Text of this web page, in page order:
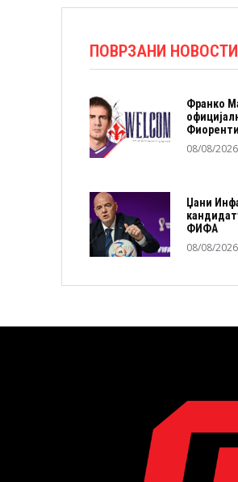
ПОВРЗАНИ НОВОСТИ
Франко
08/08/2026
Џани
ФИФА
08/08/2026